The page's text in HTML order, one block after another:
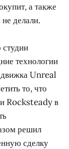
а также
делали.
технологии
движка Unreal
то, что
Rocksteady в
решил
сделку